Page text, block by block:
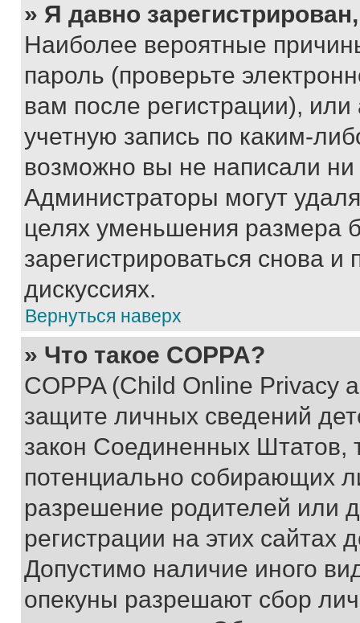
» Я давно
Наиболее вероятные
пароль (проверьте
вам после регистрации),
учетную запись по каким-
возможно вы не написали
Администраторы могут
целях уменьшения размера
зарегистрироваться снова и
дискуссиях.
Вернуться наверх
» Что такое COPPA?
COPPA (Child Online Privacy
защите личных сведений
закон Соединенных Штатов,
потенциально собирающих
разрешение родителей или
регистрации на этих сайтах
Допустимо наличие иного
опекуны разрешают сбор